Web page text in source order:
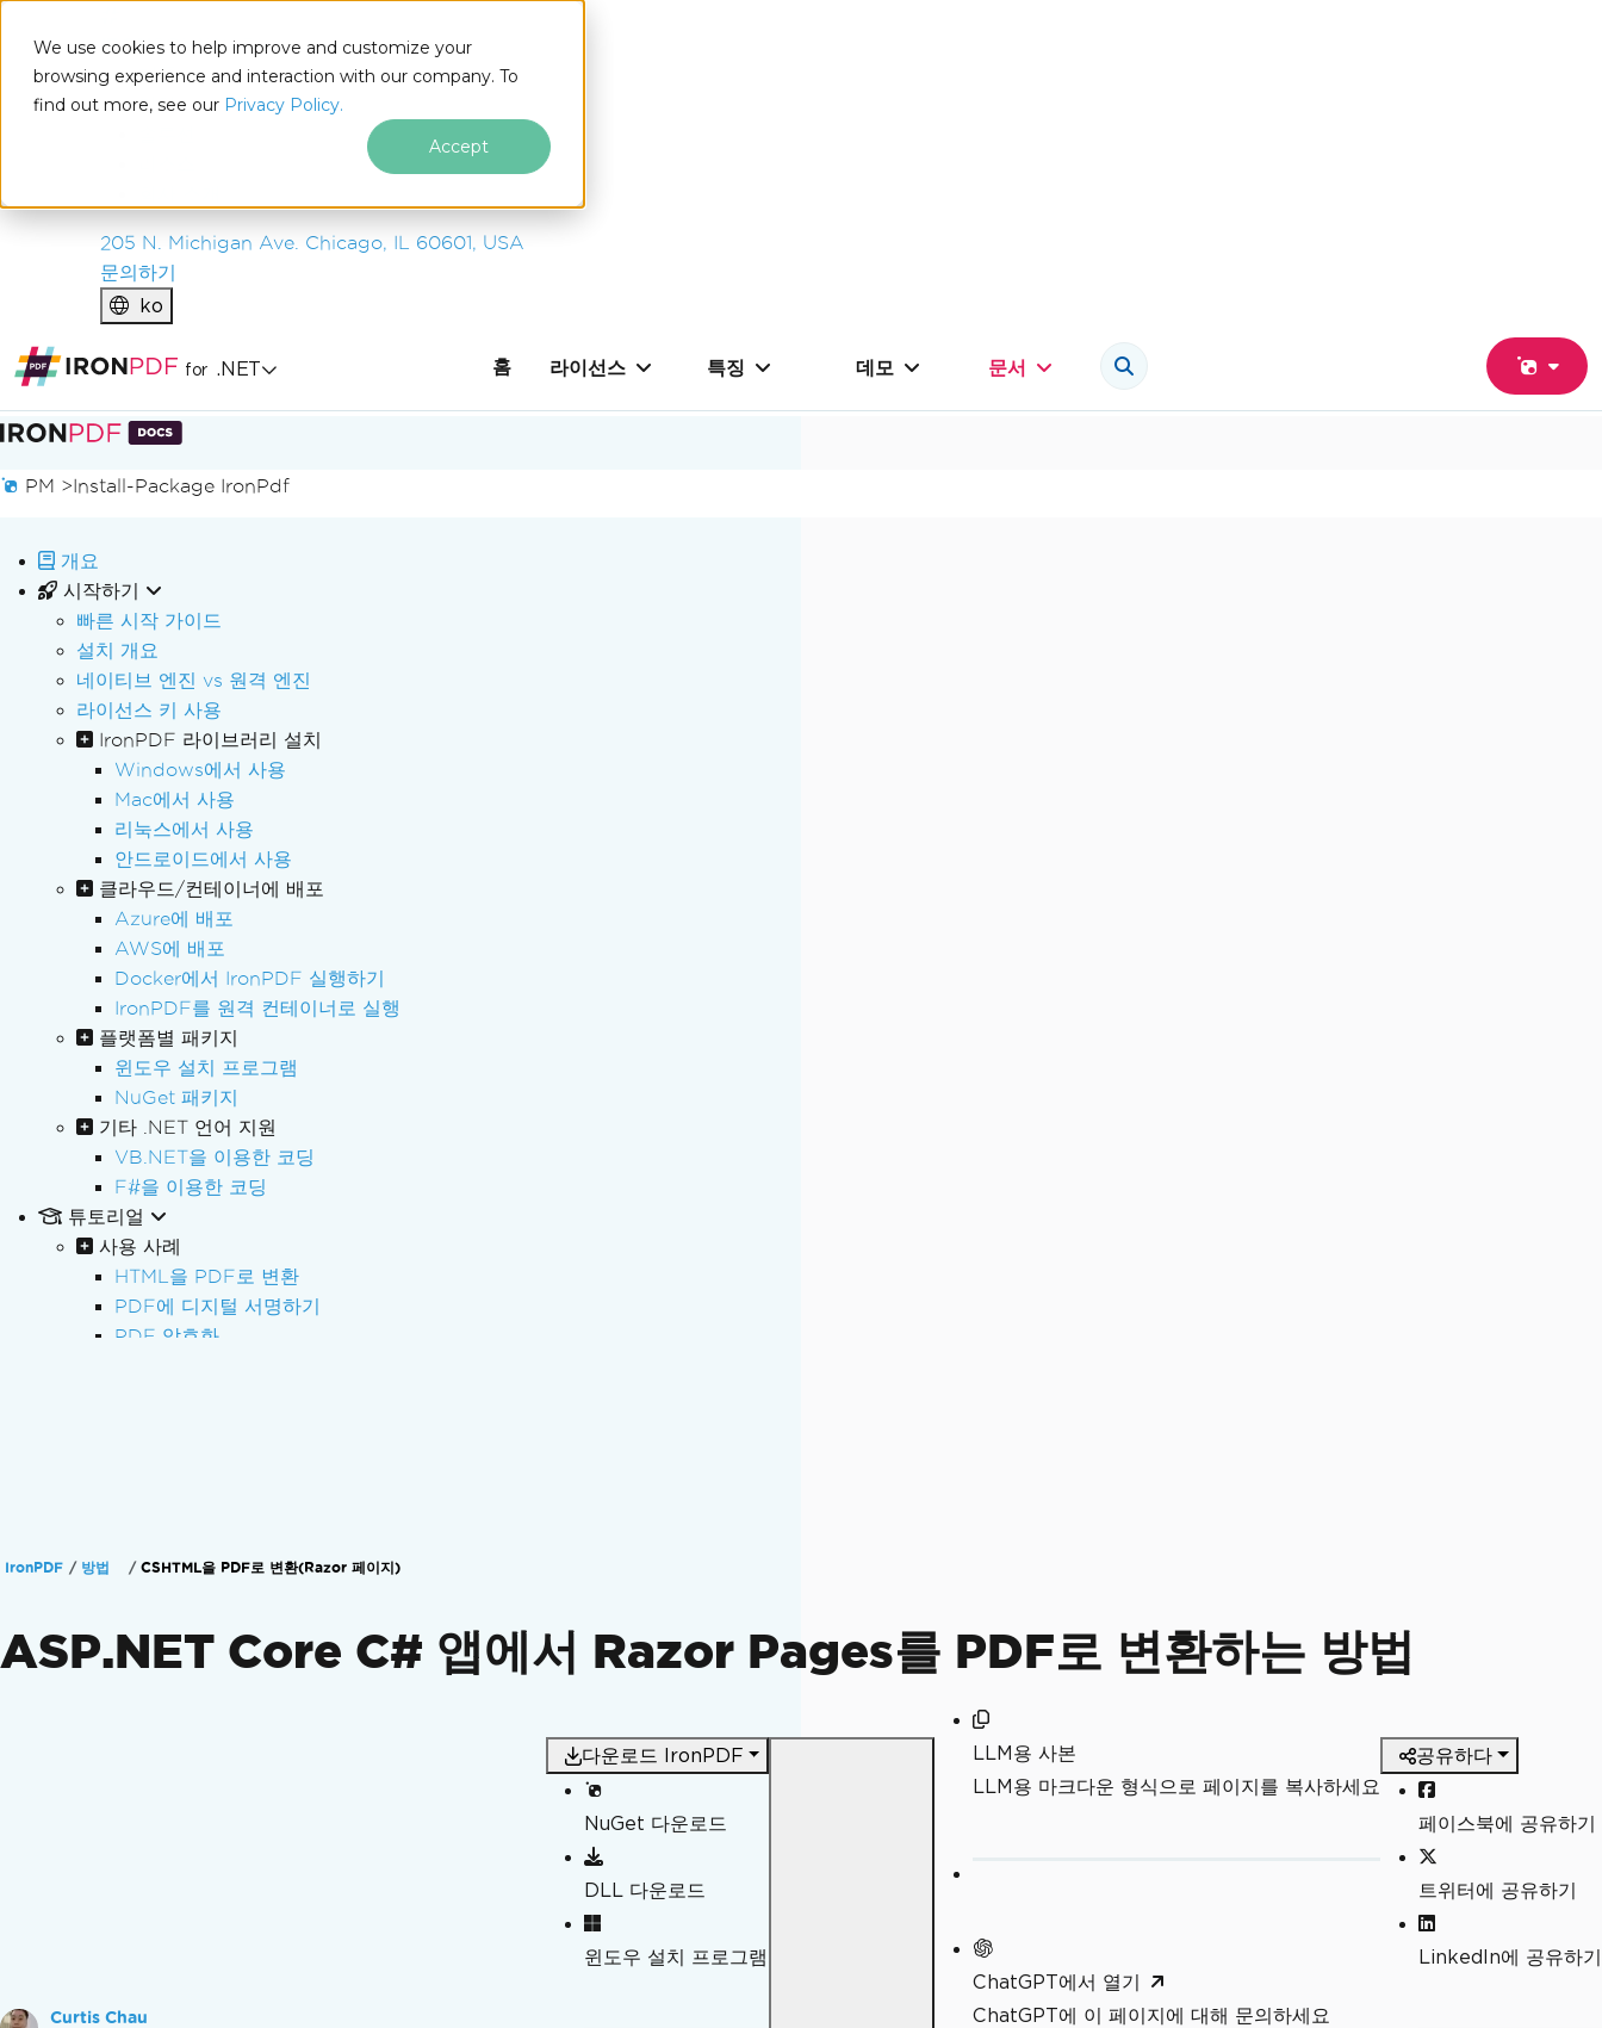
We use cookies to help improve and customize your
browsing experience and interaction with our company. To
find out more, see our Privacy Policy.
Accept
IRONSOFTWARE
제품
기업
205 N. Michigan Ave. Chicago, IL 60601, USA
문의하기
ko
for .NET 홈 라이선스 특징 데모 문서
푸터 콘텐츠로 바로가기
PM >Install-Package IronPdf
개요
시작하기
빠른 시작 가이드
설치 개요
네이티브 엔진 vs 원격 엔진
라이선스 키 사용
IronPDF 라이브러리 설치
Windows에서 사용
Mac에서 사용
리눅스에서 사용
안드로이드에서 사용
클라우드/컨테이너에 배포
Azure에 배포
AWS에 배포
Docker에서 IronPDF 실행하기
IronPDF를 원격 컨테이너로 실행
플랫폼별 패키지
윈도우 설치 프로그램
NuGet 패키지
기타 .NET 언어 지원
VB.NET을 이용한 코딩
F#을 이용한 코딩
튜토리얼
사용 사례
HTML을 PDF로 변환
PDF에 디지털 서명하기
PDF 암호화
PDF 접근성(PDF/UA)
기능 가이드
PDF 생성
IronPDF 방법 CSHTML을 PDF로 변환(Razor 페이지)
ASP.NET Core C# 앱에서 Razor Pages를 PDF로 변환하는 방법
Curtis Chau
다운로드 IronPDF
NuGet 다운로드
DLL 다운로드
윈도우 설치 프로그램
LLM용 사본
LLM용 마크다운 형식으로 페이지를 복사하세요
ChatGPT에서 열기
ChatGPT에 이 페이지에 대해 문의하세요
공유하다
페이스북에 공유하기
트위터에 공유하기
LinkedIn에 공유하기